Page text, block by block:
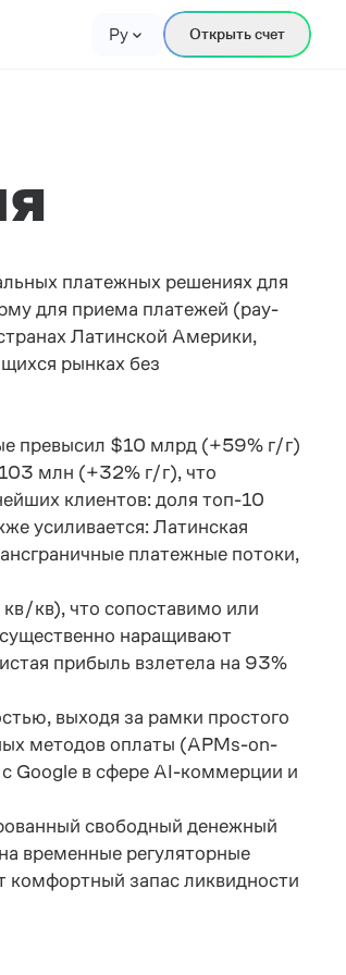
Ру Открыть счет
платежных решениях для
для приема платежей (pay-
Латинской Америки,
рынках без
превысил $10 млрд (+59% г/г)
млн (+32% г/г), что
клиентов: доля топ-10
усиливается: Латинская
платежные потоки,
кв), что сопоставимо или
наращивают
прибыль взлетела на 93%
выходя за рамки простого
методов оплаты (APMs-on-
с Google в сфере AI-коммерции и
свободный денежный
временные регуляторные
комфортный запас ликвидности